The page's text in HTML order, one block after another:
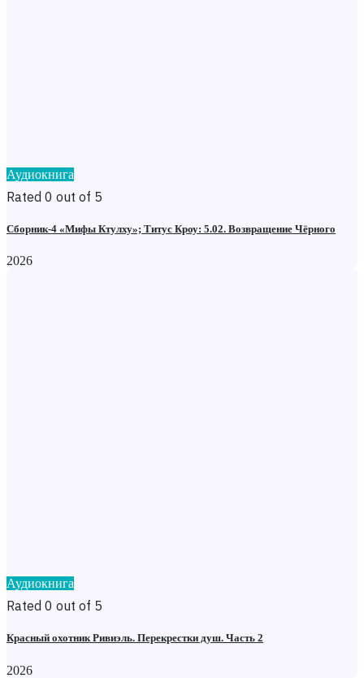
Аудиокнига
Rated 0 out of 5
Сборник-4 «Мифы Ктулху»; Титус Кроу: 5.02. Возвращение Чёрного
2026
Аудиокнига
Rated 0 out of 5
Красный охотник Ривиэль. Перекрестки душ. Часть 2
2026